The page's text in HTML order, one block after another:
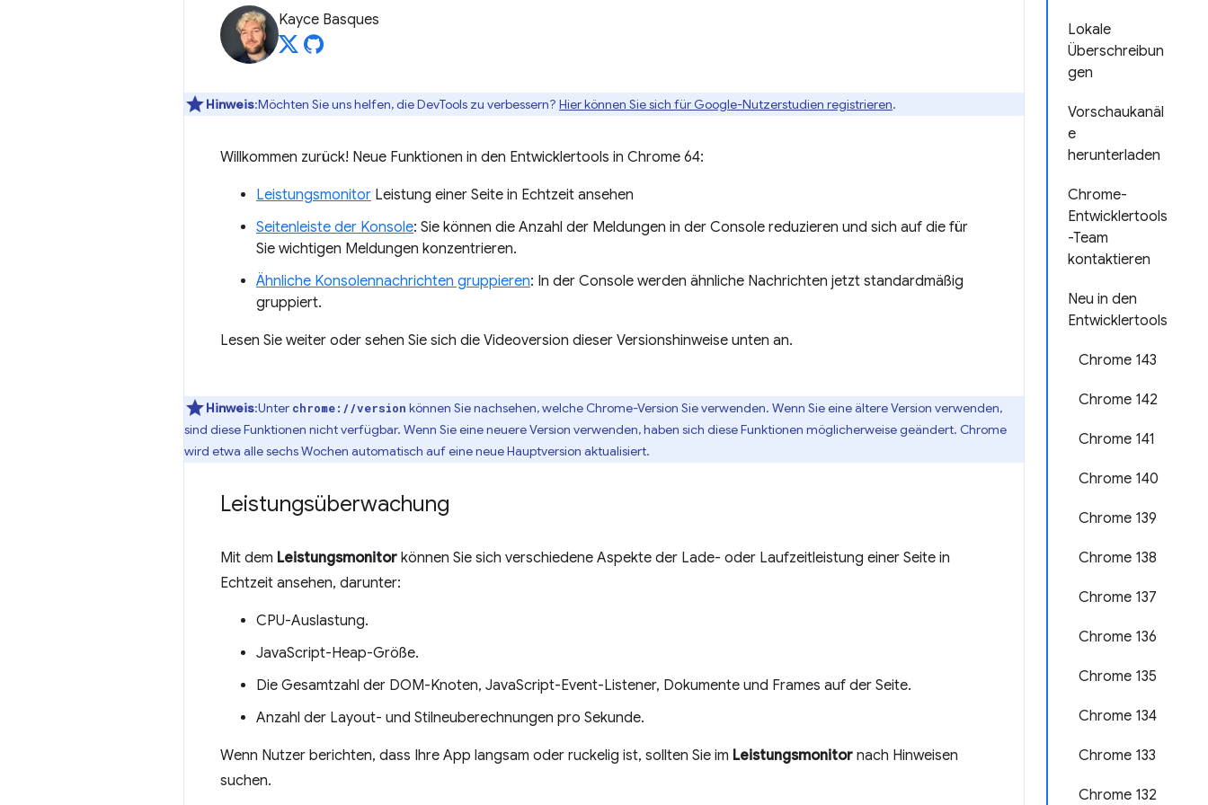
Lokale
Überschreibun
gen
Vorschaukanäl
e
herunterladen
Chrome-
Entwicklertools
-Team
kontaktieren
Neu in den
Entwicklertools
Chrome 143
Chrome 142
Chrome 141
Chrome 140
Chrome 139
Chrome 138
Chrome 137
Chrome 136
Chrome 135
Chrome 134
Chrome 133
Chrome 132
Kayce Basques
Hinweis:Möchten Sie uns helfen, die DevTools zu verbessern? Hier können Sie sich für Google-Nutzerstudien registrieren.
Willkommen zurück! Neue Funktionen in den Entwicklertools in Chrome 64:
Leistungsmonitor Leistung einer Seite in Echtzeit ansehen
Seitenleiste der Konsole: Sie können die Anzahl der Meldungen in der Console reduzieren und sich auf die für
Sie wichtigen Meldungen konzentrieren.
Ähnliche Konsolennachrichten gruppieren: In der Console werden ähnliche Nachrichten jetzt standardmäßig
gruppiert.
Lesen Sie weiter oder sehen Sie sich die Videoversion dieser Versionshinweise unten an.
Hinweis:Unter chrome://version können Sie nachsehen, welche Chrome-Version Sie verwenden. Wenn Sie eine ältere Version verwenden,
sind diese Funktionen nicht verfügbar. Wenn Sie eine neuere Version verwenden, haben sich diese Funktionen möglicherweise geändert. Chrome
wird etwa alle sechs Wochen automatisch auf eine neue Hauptversion aktualisiert.
Leistungsüberwachung
Mit dem Leistungsmonitor können Sie sich verschiedene Aspekte der Lade- oder Laufzeitleistung einer Seite in
Echtzeit ansehen, darunter:
CPU-Auslastung.
JavaScript-Heap-Größe.
Die Gesamtzahl der DOM-Knoten, JavaScript-Event-Listener, Dokumente und Frames auf der Seite.
Anzahl der Layout- und Stilneuberechnungen pro Sekunde.
Wenn Nutzer berichten, dass Ihre App langsam oder ruckelig ist, sollten Sie im Leistungsmonitor nach Hinweisen
suchen.